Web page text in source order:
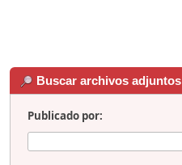
Buscar archivos adjuntos
Publicado por: